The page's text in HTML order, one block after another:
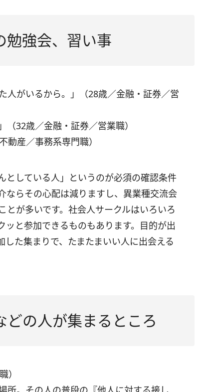
勉強会、習い事
人がいるから。」（28歳／金融・証券／営
（32歳／金融・証券／営業職）
動産／事務系専門職）
としている人」というのが必須の確認条件
ならその心配は減りますし、異業種交流会
が多いです。社会人サークルはいろいろ
と参加できるものもあります。目的が出
た集まりで、たまたまいい人に出会える
の人が集まるところ
）